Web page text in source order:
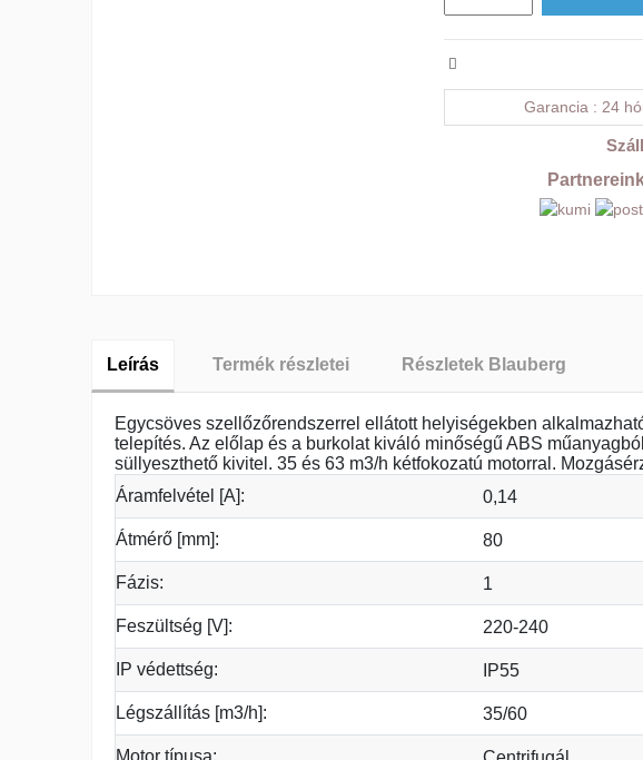
Garancia 24
Leírás Termék részletei Részletek Blauberg
Egycsöves szellőzőrendszerrel ellátott helyiségekben
telepítés. Az előlap és a burkolat kiváló minőségű ABS
süllyeszthető kivitel. 35 és 63 m3/h kétfokozatú motorral.
Áramfelvétel [A]:
0,14
Átmérő [mm]: 80
Fázis: 1
Feszültség [V]: 220-240
IP védettség: IP55
Légszállítás [m3/h]: 35/60
Motor típusa: Centrifugál